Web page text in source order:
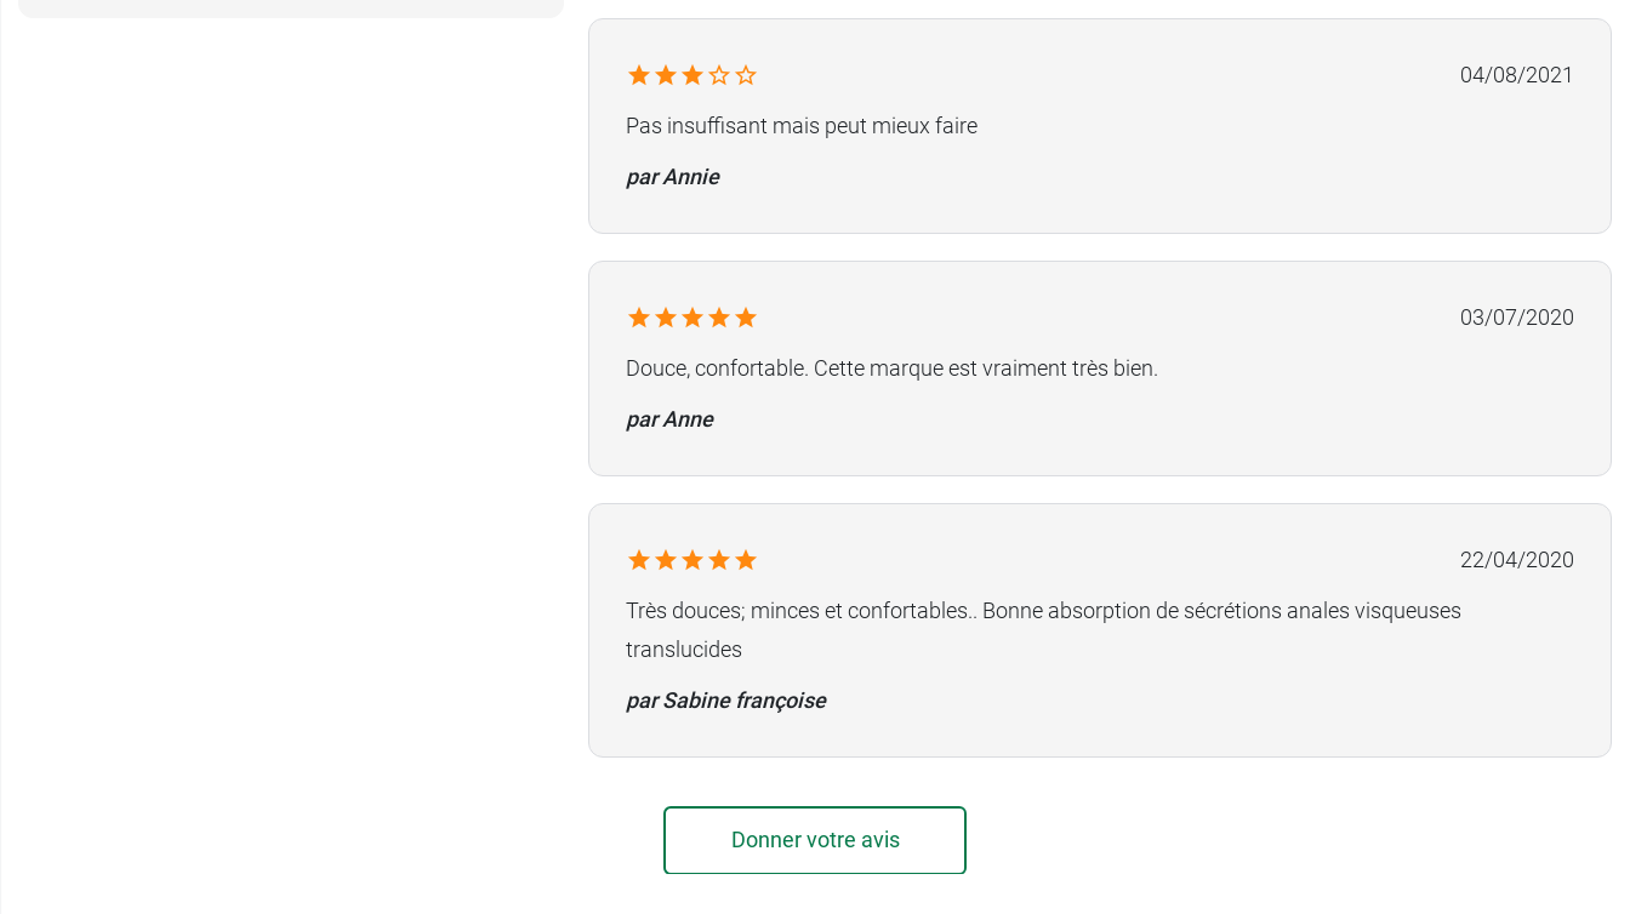
04/08/2021
Pas insuffisant mais peut mieux faire
par Annie
03/07/2020
Douce, confortable. Cette marque est vraiment très bien.
par Anne
22/04/2020
Très douces; minces et confortables.. Bonne absorption de sécrétions anales visqueuses
translucides
par Sabine françoise
Donner votre avis